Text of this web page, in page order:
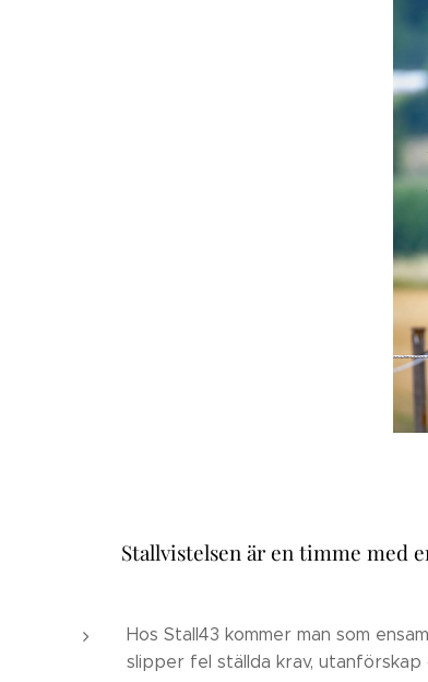
Stallvistelsen är en timme med
Hos Stall43 kommer man som
slipper fel ställda krav,